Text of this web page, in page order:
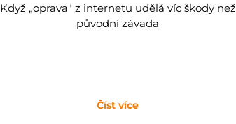
Když „oprava" z internetu udělá víc škody než
původní závada
Číst více